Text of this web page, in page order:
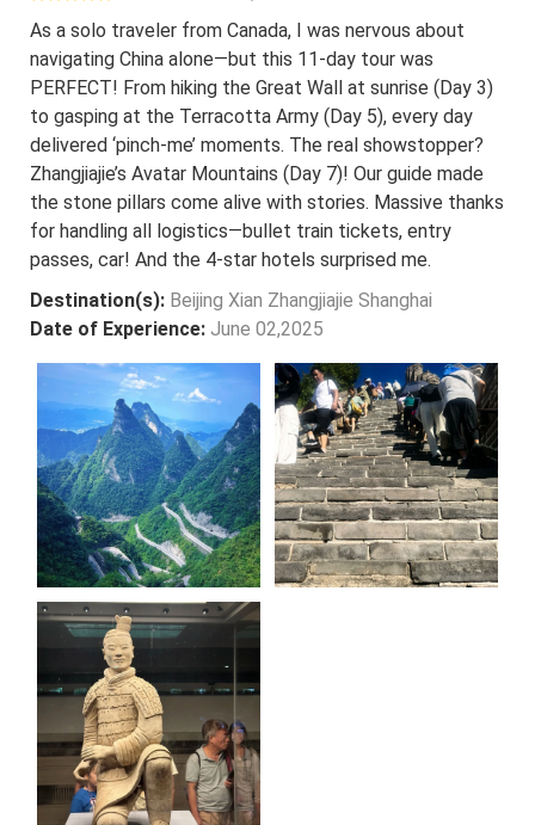
As a solo traveler from Canada, I was nervous about
navigating China alone—but this 11-day tour was
PERFECT! From hiking the Great Wall at sunrise (Day 3)
to gasping at the Terracotta Army (Day 5), every day
delivered ‘pinch-me’ moments. The real showstopper?
Zhangjiajie’s Avatar Mountains (Day 7)! Our guide made
the stone pillars come alive with stories. Massive thanks
for handling all logistics—bullet train tickets, entry
passes, car! And the 4-star hotels surprised me.
Destination(s): Beijing Xian Zhangjiajie Shanghai
Date of Experience: June 02,2025